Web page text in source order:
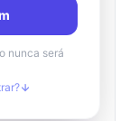
Desconocido
Desconocido
nunca será